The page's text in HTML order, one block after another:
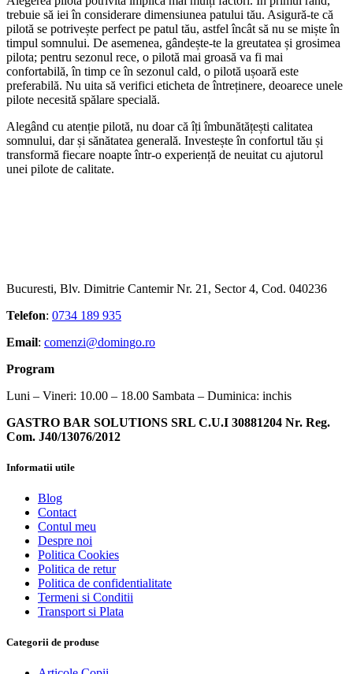
trebuie să iei în considerare dimensiunea patului tău. Asigură-te că
pilotă se potrivește perfect pe patul tău, astfel încât să nu se miște în
timpul somnului. De asemenea, gândește-te la greutatea și grosimea
pilota; pentru sezonul rece, o pilotă mai groasă va fi mai
confortabilă, în timp ce în sezonul cald, o pilotă ușoară este
preferabilă. Nu uita să verifici eticheta de întreținere, deoarece unele
pilote necesită spălare specială.
Alegând cu atenție pilotă, nu doar că îți îmbunătățești calitatea
somnului, dar și sănătatea generală. Investește în confortul tău și
transformă fiecare noapte într-o experiență de neuitat cu ajutorul
unei pilote de calitate.
Bucuresti, Blv. Dimitrie Cantemir Nr. 21, Sector 4, Cod. 040236
Telefon: 0734 189 935
Email: comenzi@domingo.ro
Program
Luni – Vineri: 10.00 – 18.00 Sambata – Duminica: inchis
GASTRO BAR SOLUTIONS SRL C.U.I 30881204 Nr. Reg.
Com. J40/13076/2012
Informatii utile
Blog
Contact
Contul meu
Despre noi
Politica Cookies
Politica de retur
Politica de confidentialitate
Termeni si Conditii
Transport si Plata
Categorii de produse